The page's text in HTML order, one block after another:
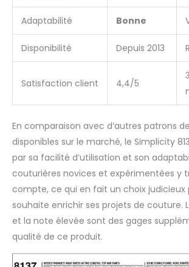
Adaptabilité Bonne
Disponibilité Depuis 2013
Satisfaction client 4,4/5
En comparaison avec d’autres patrons
disponibles sur le marché, le Simplicity
par sa facilité d’utilisation et son
couturières novices et expérimentées y
compte, ce qui en fait un choix judicieux
souhaite enrichir ses projets de couture.
et la note élevée sont des gages
qualité de ce produit.